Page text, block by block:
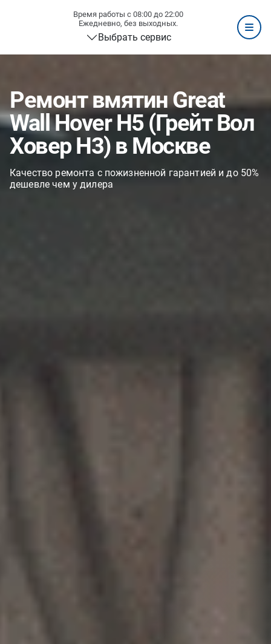
Время работы с 08:00 до 22:00
Ежедневно, без выходных.
Выбрать сервис
Ремонт вмятин Great
Wall Hover H5 (Грейт Вол
Ховер H3) в Москве
Качество ремонта с пожизненной гарантией и до 50%
дешевле чем у дилера